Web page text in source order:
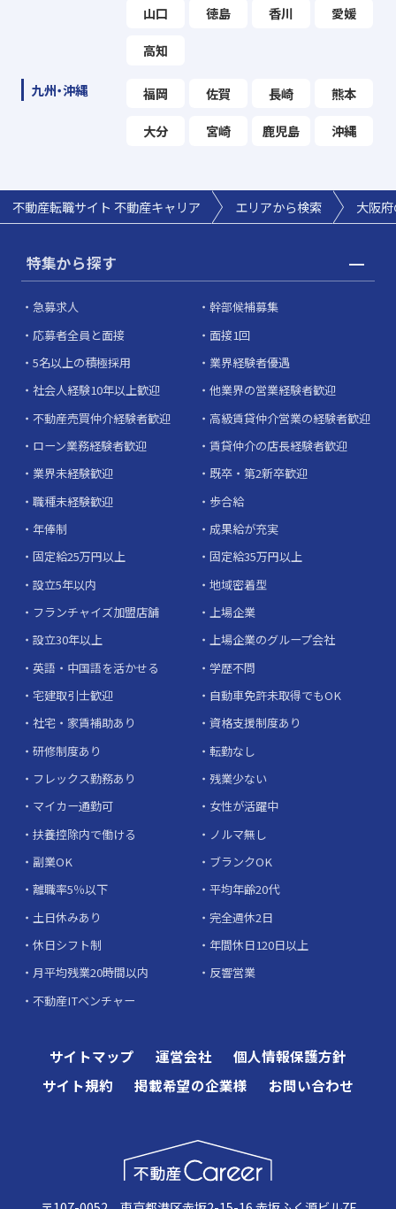
山口 徳島 香川 愛媛
高知
九州・沖縄 福岡 佐賀 長崎 熊本
大分 宮崎 鹿児島 沖縄
不動産転職サイト 不動産キャリア エリアから検索 大阪
特集から探す
急募求人
幹部候補募集
応募者全員と面接
面接1回
5名以上の積極採用
業界経験者優遇
社会人経験10年以上歓迎
他業界の営業経験者歓迎
不動産売買仲介経験者歓迎
高級賃貸仲介営業の経験者歓迎
ローン業務経験者歓迎
賃貸仲介の店長経験者歓迎
業界未経験歓迎
既卒・第2新卒歓迎
職種未経験歓迎
歩合給
年俸制
成果給が充実
固定給25万円以上
固定給35万円以上
設立5年以内
地域密着型
フランチャイズ加盟店舗
上場企業
設立30年以上
上場企業のグループ会社
英語・中国語を活かせる
学歴不問
宅建取引士歓迎
自動車免許未取得でもOK
社宅・家賃補助あり
資格支援制度あり
研修制度あり
転勤なし
フレックス勤務あり
残業少ない
マイカー通勤可
女性が活躍中
扶養控除内で働ける
ノルマ無し
副業OK
ブランクOK
離職率5％以下
平均年齢20代
土日休みあり
完全週休2日
休日シフト制
年間休日120日以上
月平均残業20時間以内
反響営業
不動産ITベンチャー
サイトマップ 運営会社
個人情報保護方針
サイト規約
掲載希望の企業様 お問い合わせ